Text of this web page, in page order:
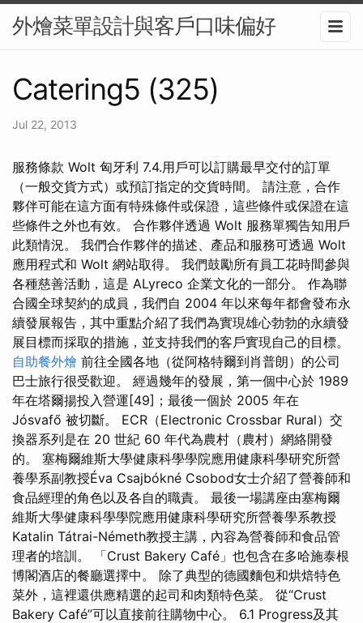
外燴菜單設計與客戶口味偏好
Catering5 (325)
Jul 22, 2013
服務條款 Wolt 匈牙利 7.4.用戶可以訂購最早交付的訂單
（一般交貨方式）或預訂指定的交貨時間。 請注意，合作
夥伴可能在這方面有特殊條件或保證，這些條件或保證在這
些條件之外也有效。 合作夥伴透過 Wolt 服務單獨告知用戶
此類情況。 我們合作夥伴的描述、產品和服務可透過 Wolt
應用程式和 Wolt 網站取得。 我們鼓勵所有員工花時間參與
各種慈善活動，這是 ALyreco 企業文化的一部分。 作為聯
合國全球契約的成員，我們自 2004 年以來每年都會發布永
續發展報告，其中重點介紹了我們為實現雄心勃勃的永續發
展目標而採取的措施，並支持我們的客戶實現自己的目標。
自助餐外燴 前往全國各地（從阿格特爾到肖普朗）的公司
巴士旅行很受歡迎。 經過幾年的發展，第一個中心於 1989
年在塔爾揚投入營運[49]；最後一個於 2005 年在
Jósvafő 被切斷。 ECR（Electronic Crossbar Rural）交
換器系列是在 20 世紀 60 年代為農村（農村）網絡開發
的。 塞梅爾維斯大學健康科學學院應用健康科學研究所營
養學系副教授Éva Csajbókné Csobod女士介紹了營養師和
食品經理的角色以及各自的職責。 最後一場講座由塞梅爾
維斯大學健康科學學院應用健康科學研究所營養學系教授
Katalin Tátrai-Németh教授主講，內容為營養師和食品管
理者的培訓。 「Crust Bakery Café」也包含在多哈施泰根
博閣酒店的餐廳選擇中。 除了典型的德國麵包和烘焙特色
菜外，這裡還供應精選的起司和肉類特色菜。 從“Crust
Bakery Café”可以直接前往購物中心。 6.1 Progress及其